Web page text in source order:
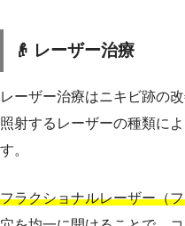
👴 レーザー治療
レーザー治療はニキビ跡の
照射するレーザーの種類に
す。
フラクショナルレーザー（